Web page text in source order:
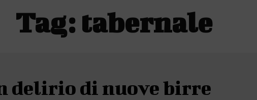
Tag: tabernale
delirio di nuove birre